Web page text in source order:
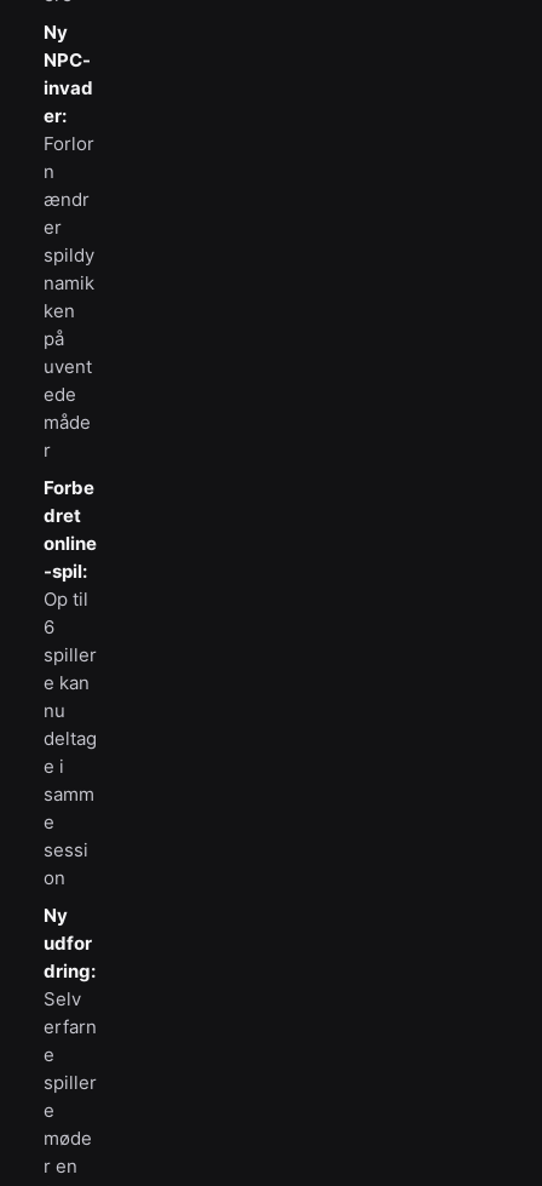
Ny
NPC-
invad
er:
Forlor
n
ændr
er
spildy
namik
ken
på
uvent
ede
måde
r
Forbe
dret
online
-spil:
Op til
6
spiller
e kan
nu
deltag
e i
samm
e
sessi
on
Ny
udfor
dring:
Selv
erfarn
e
spiller
e
møde
r en